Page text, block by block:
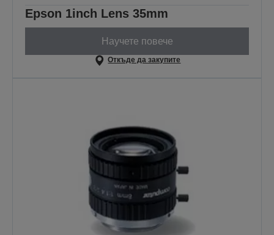
Epson 1inch Lens 35mm
Научете повече
Откъде да закупите